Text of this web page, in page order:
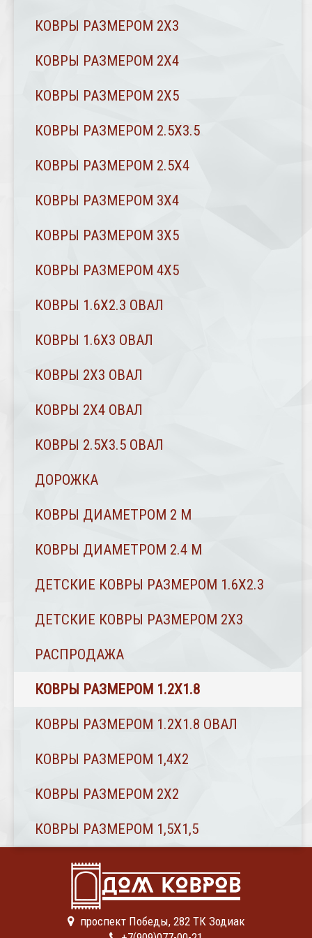
КОВРЫ РАЗМЕРОМ 2Х3
КОВРЫ РАЗМЕРОМ 2Х4
КОВРЫ РАЗМЕРОМ 2Х5
КОВРЫ РАЗМЕРОМ 2.5Х3.5
КОВРЫ РАЗМЕРОМ 2.5Х4
КОВРЫ РАЗМЕРОМ 3Х4
КОВРЫ РАЗМЕРОМ 3Х5
КОВРЫ РАЗМЕРОМ 4Х5
КОВРЫ 1.6Х2.3 ОВАЛ
КОВРЫ 1.6Х3 ОВАЛ
КОВРЫ 2X3 ОВАЛ
КОВРЫ 2Х4 ОВАЛ
КОВРЫ 2.5Х3.5 ОВАЛ
ДОРОЖКА
КОВРЫ ДИАМЕТРОМ 2 М
КОВРЫ ДИАМЕТРОМ 2.4 M
ДЕТСКИЕ КОВРЫ РАЗМЕРОМ 1.6Х2.3
ДЕТСКИЕ КОВРЫ РАЗМЕРОМ 2Х3
РАСПРОДАЖА
КОВРЫ РАЗМЕРОМ 1.2Х1.8
КОВРЫ РАЗМЕРОМ 1.2Х1.8 ОВАЛ
КОВРЫ РАЗМЕРОМ 1,4Х2
КОВРЫ РАЗМЕРОМ 2Х2
КОВРЫ РАЗМЕРОМ 1,5Х1,5
проспект Победы, 282 ТК Зодиак